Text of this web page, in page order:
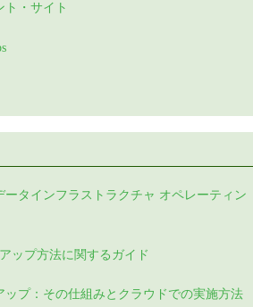
ト・サイト
ータインフラストラクチャ オペレーティン
ップ方法に関するガイド
ップ：その仕組みとクラウドでの実施方法